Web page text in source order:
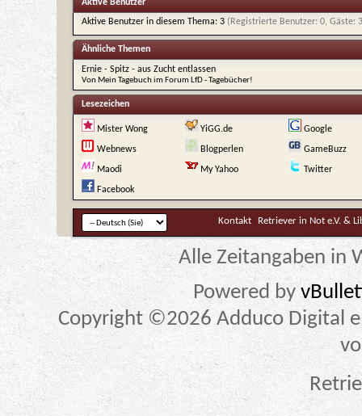
Aktive Benutzer
Aktive Benutzer in diesem Thema: 3 (Registrierte Benutzer: 0, Gäste:
Ähnliche Themen
Ernie - Spitz - aus Zucht entlassen
Von Mein Tagebuch im Forum LfD - Tagebücher!
Lesezeichen
Mister Wong YiGG.de Google
Webnews Blogperlen GameBuzz
Maodi My Yahoo Twitter
Facebook
Kontakt Retriever in Not e.V. &
Alle Zeitangaben in
Powered by
Copyright ©2026 Adduco Digital